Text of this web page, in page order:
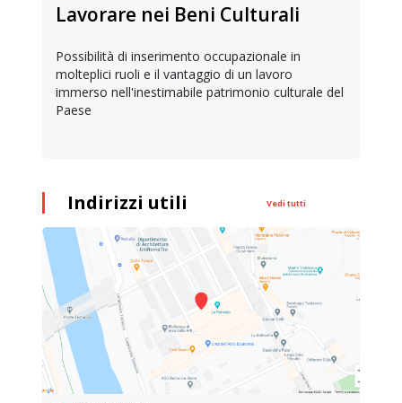
Lavorare nei Beni Culturali
Possibilità di inserimento occupazionale in
molteplici ruoli e il vantaggio di un lavoro
immerso nell'inestimabile patrimonio culturale del
Paese
Indirizzi utili Vedi tutti